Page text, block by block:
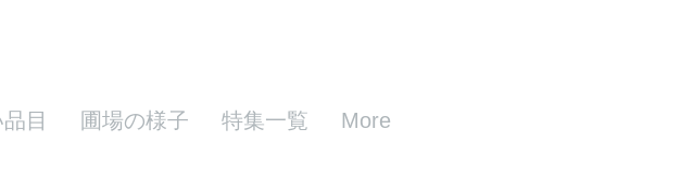
目 圃場の様子 特集一覧 More